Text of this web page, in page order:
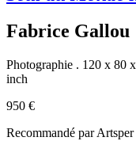
Fabrice Gallou
Photographie . 120 x 80
inch
950 €
Recommandé par Artsper